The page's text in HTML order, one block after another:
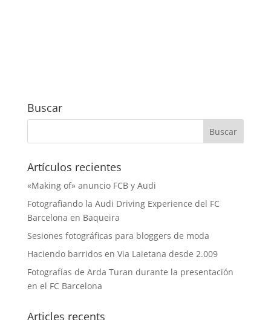
Buscar
Artículos recientes
«Making of» anuncio FCB y Audi
Fotografiando la Audi Driving Experience del FC
Barcelona en Baqueira
Sesiones fotográficas para bloggers de moda
Haciendo barridos en Via Laietana desde 2.009
Fotografías de Arda Turan durante la presentación
en el FC Barcelona
Articles recents